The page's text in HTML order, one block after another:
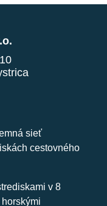
sieť
cestovného
v 8